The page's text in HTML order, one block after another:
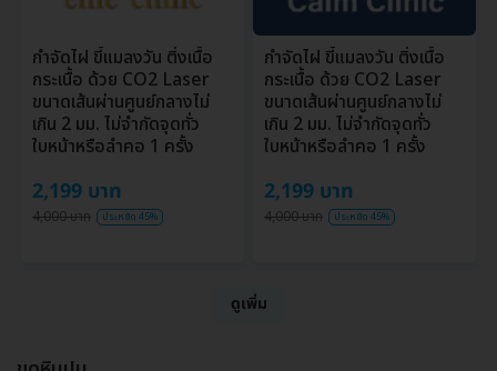
กำจัดไฝ ขี้แมลงวัน ติ่งเนื้อ
กระเนื้อ ด้วย CO2 Laser
ขนาดเส้นผ่านศูนย์กลางไม่
เกิน 2 มม. ไม่จำกัดจุดทั่ว
ใบหน้าหรือลำคอ 1 ครั้ง
2,199 บาท
4,000 บาท ประหยัด 45%
กำจัดไฝ ขี้แมลงวัน ติ่งเนื้อ
กระเนื้อ ด้วย CO2 Laser
ขนาดเส้นผ่านศูนย์กลางไม่
เกิน 2 มม. ไม่จำกัดจุดทั่ว
ใบหน้าหรือลำคอ 1 ครั้ง
2,199 บาท
4,000 บาท ประหยัด 45%
ดูเพิ่ม